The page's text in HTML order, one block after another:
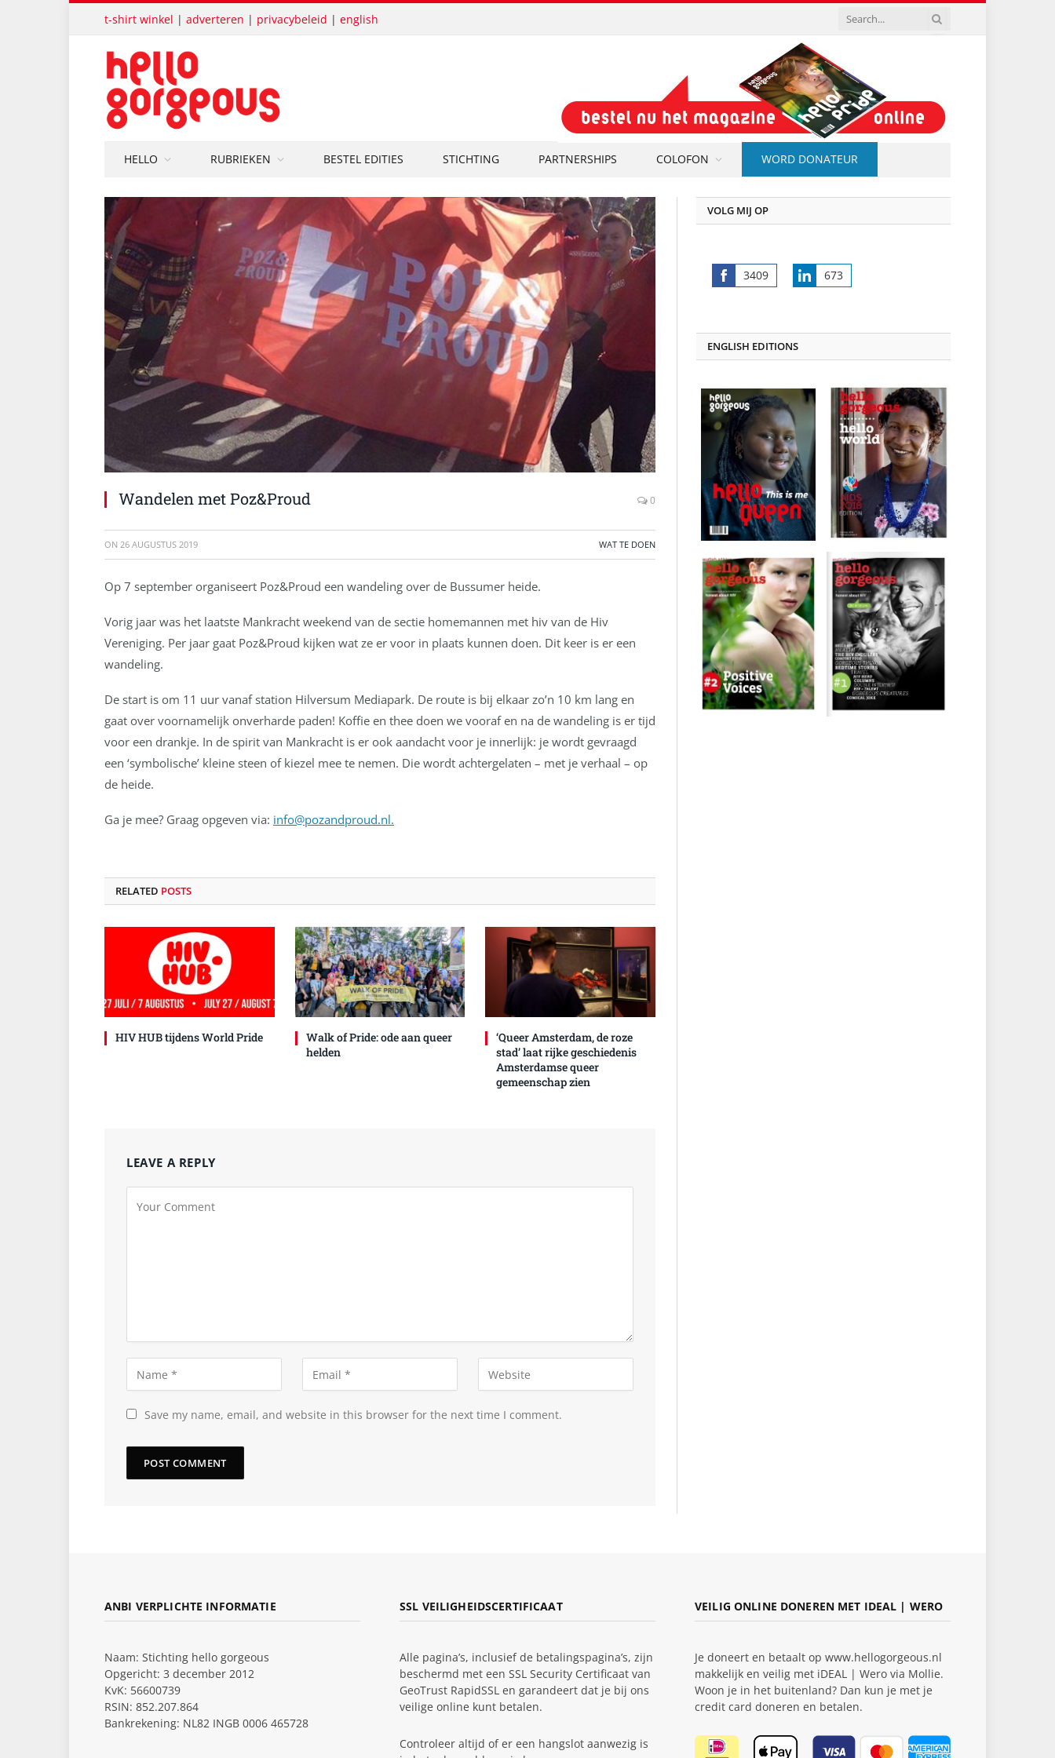
t-shirt winkel | adverteren | privacybeleid | english
HELLO RUBRIEKEN BESTEL EDITIES STICHTING PARTNERSHIPS COLOFON WORD DONATEUR
Wandelen met Poz&Proud 0
ON 26 AUGUSTUS 2019 WAT TE DOEN
Op 7 september organiseert Poz&Proud een wandeling over de Bussumer heide.
Vorig jaar was het laatste Mankracht weekend van de sectie homemannen met hiv van de Hiv
Vereniging. Per jaar gaat Poz&Proud kijken wat ze er voor in plaats kunnen doen. Dit keer is er een
wandeling.
De start is om 11 uur vanafstation Hilversum Mediapark. De route is bij elkaar zo’n 10 km lang en
gaat over voornamelijk onverharde paden! Koffie en thee doen we vooraf en na de wandeling is er tijd
voor een drankje. In de spirit van Mankracht is er ook aandacht voor je innerlijk: je wordt gevraagd
een ‘symbolische’ kleine steen of kiezel mee te nemen. Die wordt achtergelaten – met je verhaal – op
de heide.
Ga je mee? Graag opgeven via: info@pozandproud.nl.
RELATED POSTS
HIV HUB tijdens World Pride
Walk of Pride: ode aan queer
helden
‘Queer Amsterdam, de roze
stad’ laat rijke geschiedenis
Amsterdamse queer
gemeenschap zien
LEAVE A REPLY
Save my name, email, and website in this browser for the next time I comment.
VOLG MIJ OP
3409
Share
673
Share
ENGLISH EDITIONS
ANBI VERPLICHTE INFORMATIE
Naam: Stichting hello gorgeous
Opgericht: 3 december 2012
KvK: 56600739
RSIN: 852.207.864
Bankrekening: NL82 INGB 0006 465728
SSL VEILIGHEIDSCERTIFICAAT
Alle pagina’s, inclusief de betalingspagina’s, zijn
beschermd met een SSL Security Certificaat van
GeoTrust RapidSSL en garandeert dat je bij ons
veilige online kunt betalen.
Controleer altijd of er een hangslot aanwezig is
VEILIG ONLINE DONEREN MET IDEAL | WERO
Je doneert en betaalt op www.hellogorgeous.nl
makkelijk en veilig met iDEAL | Wero via Mollie.
Woon je in het buitenland? Dan kun je met je
credit card doneren en betalen.